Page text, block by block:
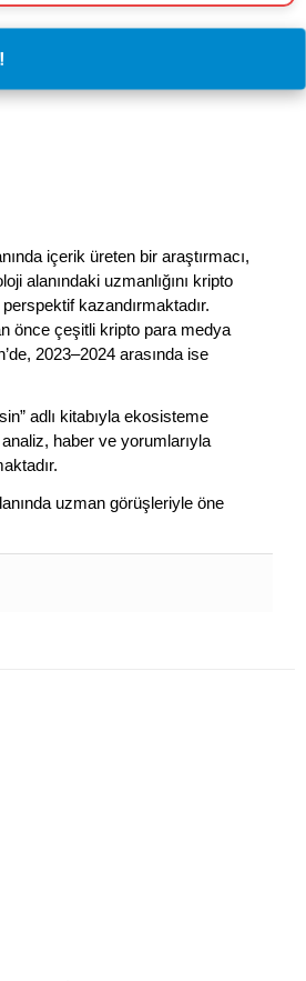
içerik üreten bir araştırmacı,
alanındaki uzmanlığını kripto
kazandırmaktadır.
önce çeşitli kripto para medya
2023–2024 arasında ise
adlı kitabıyla ekosisteme
haber ve yorumlarıyla
uzman görüşleriyle öne